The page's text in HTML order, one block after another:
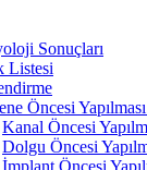
Sonuçları
Listesi
Öncesi
Kanal Öncesi
Dolgu Öncesi
İmplant Öncesi